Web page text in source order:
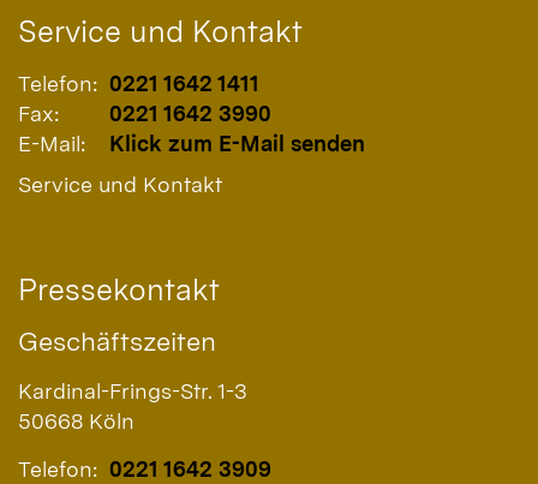
Service und Kontakt
Telefon: 0221 1642 1411
Fax:
0221 1642 3990
E-Mail:
Klick zum E-Mail senden
Service und Kontakt
Pressekontakt
Geschäftszeiten
Kardinal-Frings-Str. 1-3
50668 Köln
Telefon: 0221 1642 3909